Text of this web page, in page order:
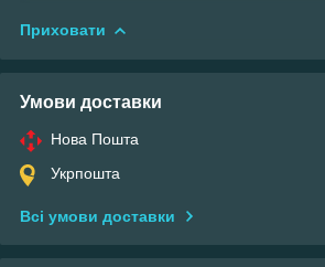
Приховати
Умови доставки
Нова Пошта
Укрпошта
Всі умови доставки